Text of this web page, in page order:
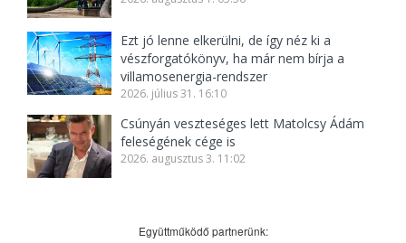
Ezt jó lenne elkerülni, de így néz ki a
vészforgatókönyv, ha már nem bírja a
villamosenergia-rendszer
2026. július 31. 16:10
Csúnyán veszteséges lett Matolcsy Ádám
feleségének cége is
2026. augusztus 3. 11:02
Együttműködő partnerünk: